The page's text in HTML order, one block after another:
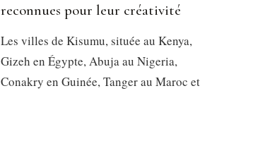
reconnues pour leur créativité
Les villes de Kisumu, située au Kenya,
Gizeh en Égypte, Abuja au Nigeria,
Conakry en Guinée, Tanger au Maroc et